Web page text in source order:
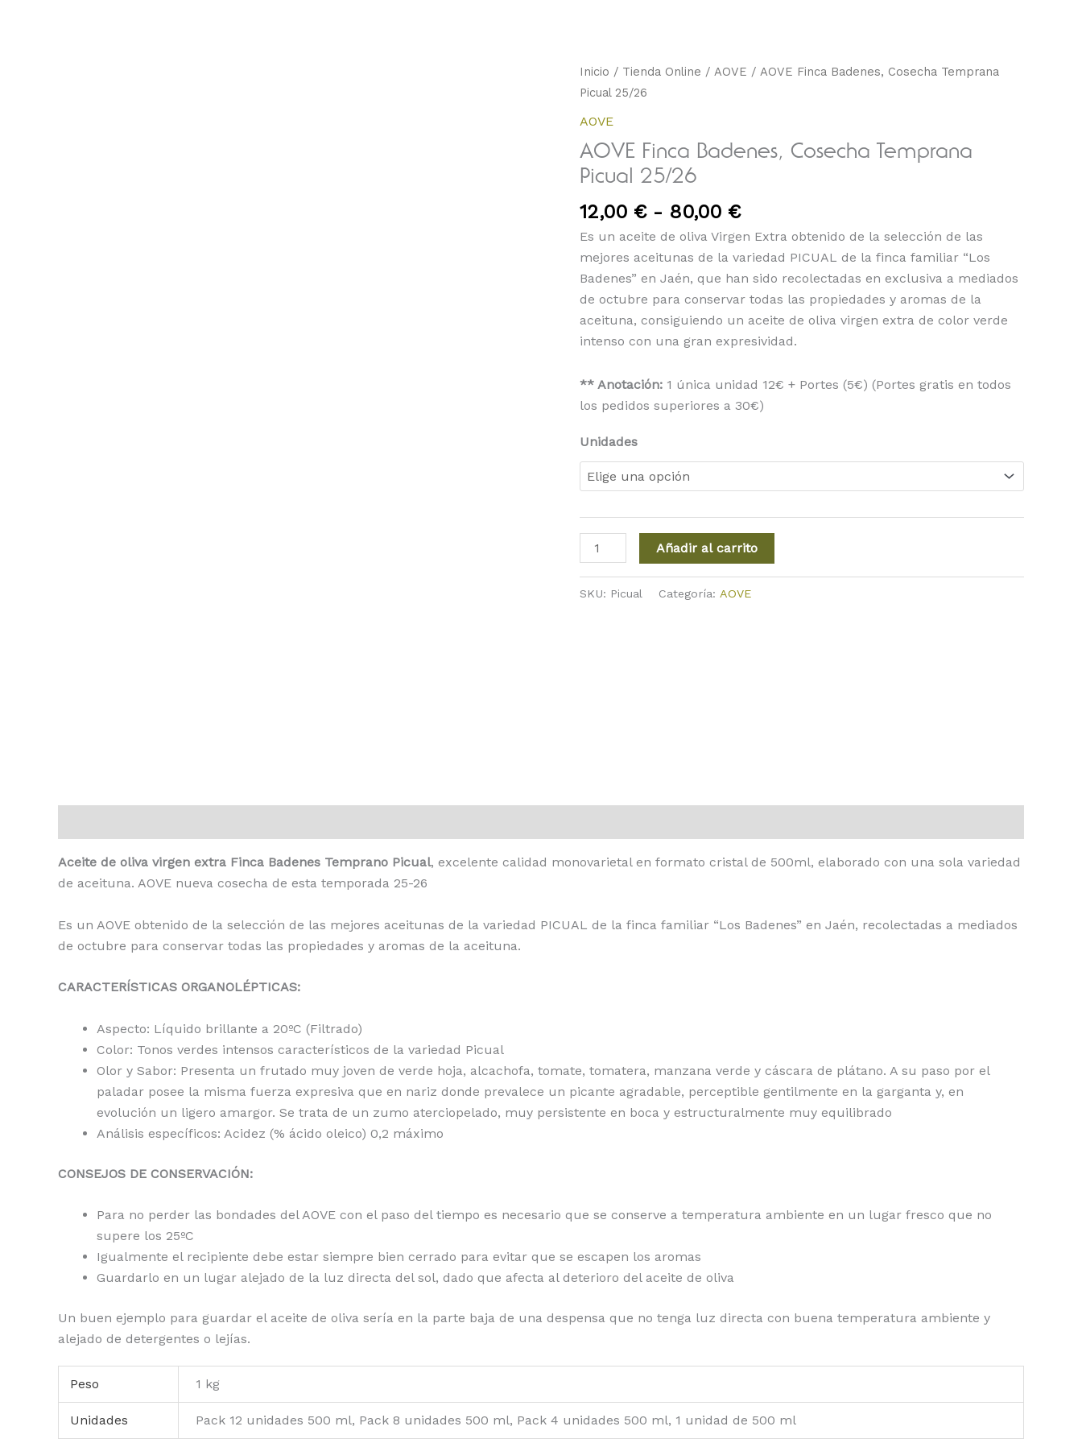
Inicio / Tienda Online / AOVE / AOVE Finca Badenes, Cosecha Temprana
Picual 25/26
AOVE
AOVE Finca Badenes, Cosecha Temprana
Picual 25/26
12,00 € - 80,00 €
Rango
12,00 €
Es un aceite de oliva Virgen Extra obtenido de la selección de las
mejores aceitunas de la variedad PICUAL de la finca familiar “Los
Badenes” en Jaén, que han sido recolectadas en exclusiva a mediados
de octubre para conservar todas las propiedades y aromas de la
aceituna, consiguiendo un aceite de oliva virgen extra de color verde
intenso con una gran expresividad.
** Anotación: 1 única unidad 12€ + Portes (5€) (Portes gratis en todos
los pedidos superiores a 30€)
Unidades
AOVE
Finca
Temprana
Picual
cantidad
Añadir al carrito
SKU: Picual Categoría: AOVE
Aceite de oliva virgen extra Finca Badenes Temprano Picual, excelente calidad monovarietal en formato cristal de 500ml, elaborado con una sola variedad
de aceituna. AOVE nueva cosecha de esta temporada 25-26
Es un AOVE obtenido de la selección de las mejores aceitunas de la variedad PICUAL de la finca familiar “Los Badenes” en Jaén, recolectadas a mediados
de octubre para conservar todas las propiedades y aromas de la aceituna.
CARACTERÍSTICAS ORGANOLÉPTICAS:
Aspecto: Líquido brillante a 20ºC (Filtrado)
Color: Tonos verdes intensos característicos de la variedad Picual
Olor y Sabor: Presenta un frutado muy joven de verde hoja, alcachofa, tomate, tomatera, manzana verde y cáscara de plátano. A su paso por el
paladar posee la misma fuerza expresiva que en nariz donde prevalece un picante agradable, perceptible gentilmente en la garganta y, en
evolución un ligero amargor. Se trata de un zumo aterciopelado, muy persistente en boca y estructuralmente muy equilibrado
Análisis específicos: Acidez (% ácido oleico) 0,2 máximo
CONSEJOS DE CONSERVACIÓN:
Para no perder las bondades del AOVE con el paso del tiempo es necesario que se conserve a temperatura ambiente en un lugar fresco que no
supere los 25ºC
Igualmente el recipiente debe estar siempre bien cerrado para evitar que se escapen los aromas
Guardarlo en un lugar alejado de la luz directa del sol, dado que afecta al deterioro del aceite de oliva
Un buen ejemplo para guardar el aceite de oliva sería en la parte baja de una despensa que no tenga luz directa con buena temperatura ambiente y
alejado de detergentes o lejías.
Peso 1 kg
Unidades Pack 12 unidades 500 ml, Pack 8 unidades 500 ml, Pack 4 unidades 500 ml, 1 unidad de 500 ml